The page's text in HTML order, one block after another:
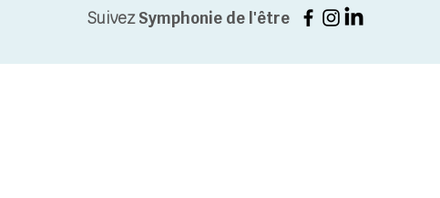
SuivezSymphonie de l'être